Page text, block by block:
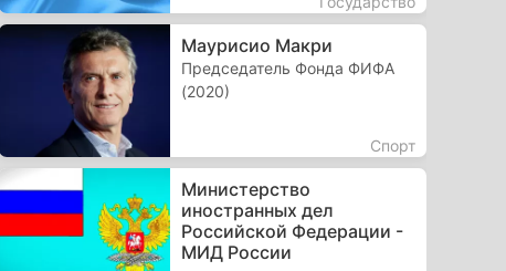
Маурисио Макри
Председатель Фонда ФИФА
(2020)
Спорт
Министерство
иностранных дел
Российской Федерации -
МИД России